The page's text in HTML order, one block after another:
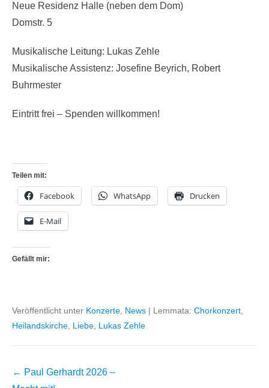
Neue Residenz Halle (neben dem Dom)
Domstr. 5
Musikalische Leitung: Lukas Zehle
Musikalische Assistenz: Josefine Beyrich, Robert
Buhrmester
Eintritt frei – Spenden willkommen!
Teilen mit:
Facebook WhatsApp Drucken
E-Mail
Gefällt mir:
Veröffentlicht unter Konzerte News | Lemmata: Chorkonzert
Heilandskirche Liebe Lukas Zehle
Beitragsnavigation
← Paul Gerhardt 2026 –